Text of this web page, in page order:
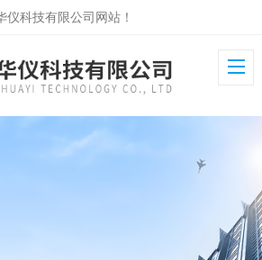
科技有限公司网站！